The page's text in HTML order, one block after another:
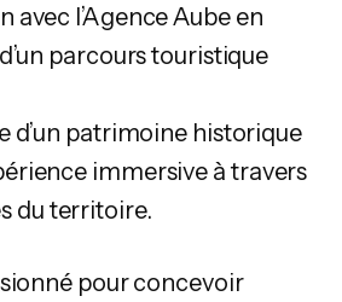
avec l’Agence Aube en
parcours touristique
d’un patrimoine historique
immersive à travers
du territoire.
pour concevoir